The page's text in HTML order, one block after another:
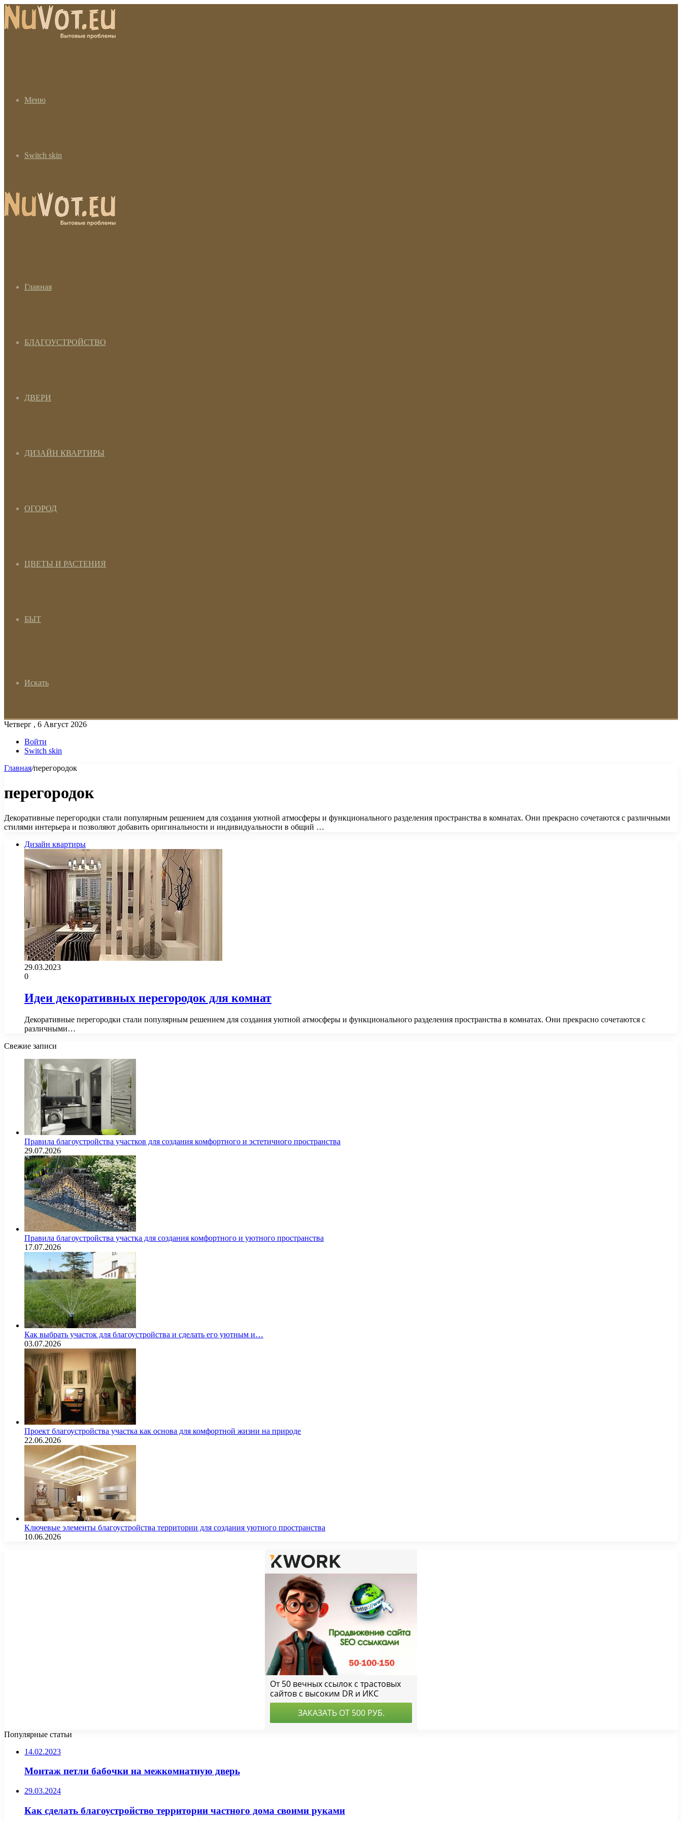
Меню
Switch skin
Главная
БЛАГОУСТРОЙСТВО
ДВЕРИ
ДИЗАЙН КВАРТИРЫ
ОГОРОД
ЦВЕТЫ И РАСТЕНИЯ
БЫТ
Искать
Четверг , 6 Август 2026
Войти
Switch skin
Главная/перегородок
перегородок
Декоративные перегородки стали популярным решением для создания уютной атмосферы и функционального разделения пространства в комнатах. Они прекрасно сочетаются с различными
стилями интерьера и позволяют добавить оригинальности и индивидуальности в общий …
Дизайн квартиры
29.03.2023
0
Идеи декоративных перегородок для комнат
Декоративные перегородки стали популярным решением для создания уютной атмосферы и функционального разделения пространства в комнатах. Они прекрасно сочетаются с
различными…
Свежие записи
Правила благоустройства участков для создания комфортного и эстетичного пространства
29.07.2026
Правила благоустройства участка для создания комфортного и уютного пространства
17.07.2026
Как выбрать участок для благоустройства и сделать его уютным и…
03.07.2026
Проект благоустройства участка как основа для комфортной жизни на природе
22.06.2026
Ключевые элементы благоустройства территории для создания уютного пространства
10.06.2026
Популярные статьи
14.02.2023
Монтаж петли бабочки на межкомнатную дверь
29.03.2024
Как сделать благоустройство территории частного дома своими руками